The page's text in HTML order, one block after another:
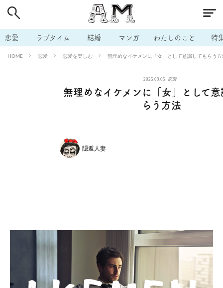
恋愛 ラブタイム 結婚 マンガ わたしのこと 特
HOME 恋愛 恋愛を楽しむ 無理めなイケメンに「女」として意識してもらう方
2025.09.05 恋愛
無理めなイケメンに「女」として意
らう方法
隠遁人妻
# 男の本音 # セフレ # 不倫
# 出会う方法 # マッチングアプリ # ラブグッズ # 体の相